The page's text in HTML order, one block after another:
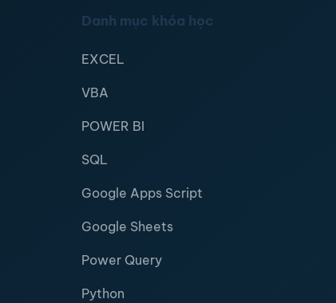
Danh mục khóa học
EXCEL
VBA
POWER BI
SQL
Google Apps Script
Google Sheets
Power Query
Python